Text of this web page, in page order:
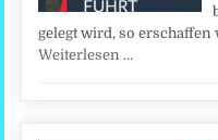
gelegt wird, so
Weiterlesen …